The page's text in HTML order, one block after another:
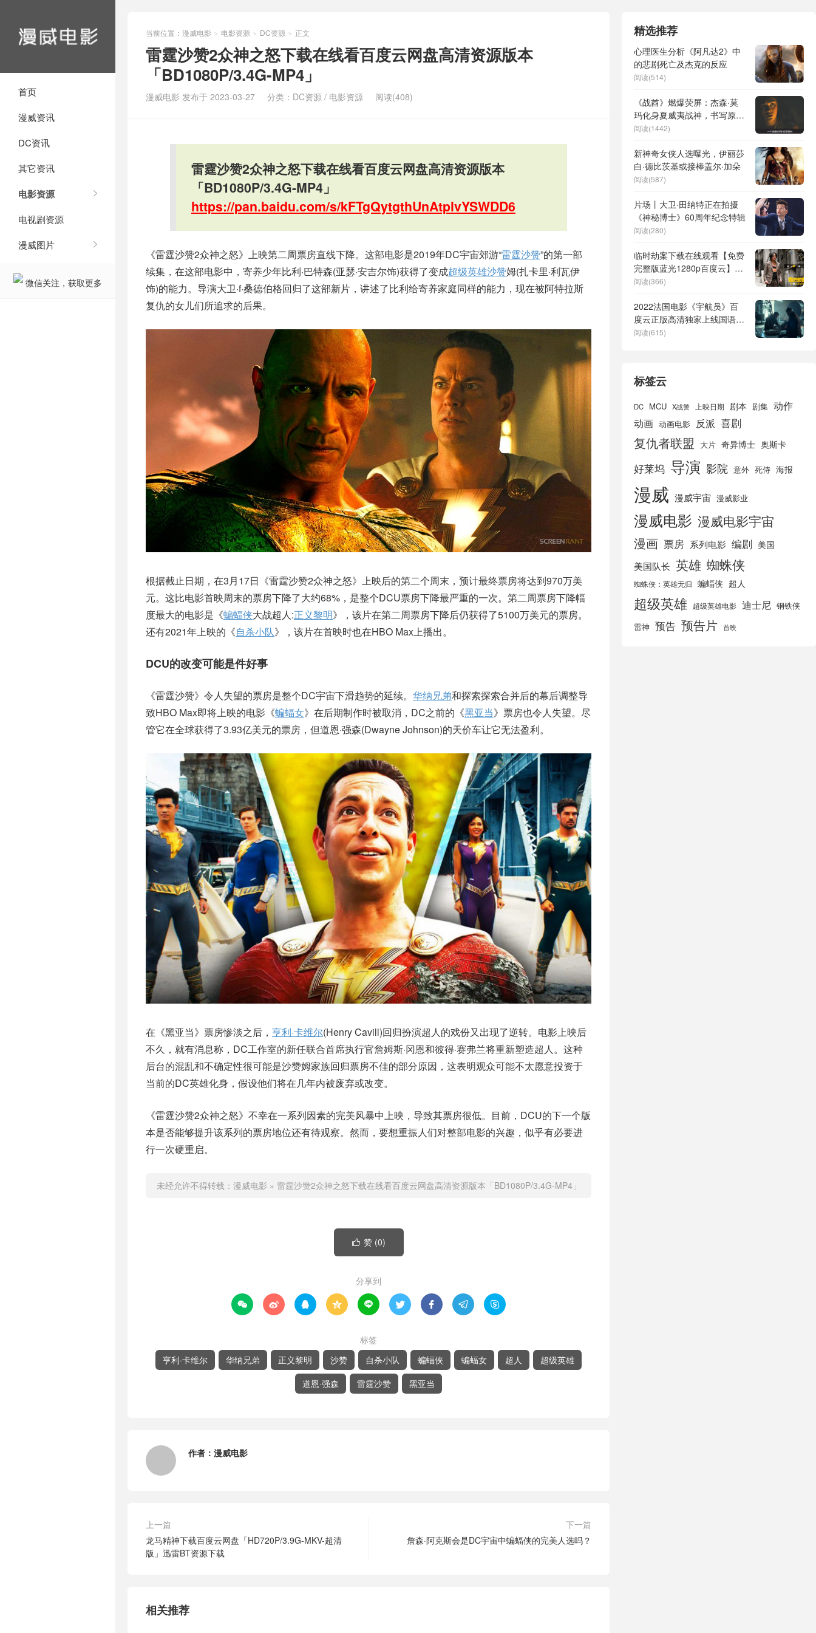
首页
漫威资讯
DC资讯
其它资讯
电影资源
电视剧资源
漫威图片
微信关注，获取更多
当前位置： 漫威电影 > 电影资源 > DC资源 > 正文
雷霆沙赞2众神之怒下载在线看百度云网盘高清资源版本
「BD1080P/3.4G-MP4」
漫威电影 发布于 2023-03-27 分类： DC资源 / 电影资源 阅读(408)
雷霆沙赞2众神之怒下载在线看百度云网盘高清资源版本
「BD1080P/3.4G-MP4」
https://pan.baidu.com/s/kFTgQytgthUnAtplvYSWDD6
《雷霆沙赞2众神之怒》上映第二周票房直线下降。这部电影是2019年DC宇宙郊游“雷霆沙赞”的第一部
续集，在这部电影中，寄养少年比利·巴特森(亚瑟·安吉尔饰)获得了变成超级英雄沙赞姆(扎卡里·利瓦伊
饰)的能力。导演大卫·f·桑德伯格回归了这部新片，讲述了比利给寄养家庭同样的能力，现在被阿特拉斯
复仇的女儿们所追求的后果。
根据截止日期，在3月17日《雷霆沙赞2众神之怒》上映后的第二个周末，预计最终票房将达到970万美
元。这比电影首映周末的票房下降了大约68%，是整个DCU票房下降最严重的一次。第二周票房下降幅
度最大的电影是《蝙蝠侠大战超人:正义黎明》，该片在第二周票房下降后仍获得了5100万美元的票房。
还有2021年上映的《自杀小队》，该片在首映时也在HBO Max上播出。
DCU的改变可能是件好事
《雷霆沙赞》令人失望的票房是整个DC宇宙下滑趋势的延续。 华纳兄弟和探索探索合并后的幕后调整导
致HBO Max即将上映的电影《蝙蝠女》在后期制作时被取消，DC之前的《黑亚当》票房也令人失望。尽
管它在全球获得了3.93亿美元的票房，但道恩·强森(Dwayne Johnson)的天价车让它无法盈利。
在《黑亚当》票房惨淡之后， 亨利·卡维尔(Henry Cavill)回归扮演超人的戏份又出现了逆转。电影上映后
不久，就有消息称，DC工作室的新任联合首席执行官詹姆斯·冈恩和彼得·赛弗兰将重新塑造超人。这种
后台的混乱和不确定性很可能是沙赞姆家族回归票房不佳的部分原因，这表明观众可能不太愿意投资于
当前的DC英雄化身，假设他们将在几年内被废弃或改变。
《雷霆沙赞2众神之怒》不幸在一系列因素的完美风暴中上映，导致其票房很低。目前，DCU的下一个版
本是否能够提升该系列的票房地位还有待观察。然而，要想重振人们对整部电影的兴趣，似乎有必要进
行一次硬重启。
未经允许不得转载： 漫威电影 » 雷霆沙赞2众神之怒下载在线看百度云网盘高清资源版本「BD1080P/3.4G-MP4」
 赞 (0)
分享到
        
标签
亨利·卡维尔
华纳兄弟 正义黎明 沙赞 自杀小队 蝙蝠侠 蝙蝠女 超人
超级英雄
道恩·强森
雷霆沙赞 黑亚当
作者： 漫威电影
上一篇
龙马精神下载百度云网盘「HD720P/3.9G-MKV-超清
版」迅雷BT资源下载
下一篇
詹森·阿克斯会是DC宇宙中蝙蝠侠的完美人选吗？
相关推荐
精选推荐
心理医生分析《阿凡达2》中
的悲剧死亡及杰克的反应
阅读(514)
《战酋》燃爆荧屏：杰森·莫
玛化身夏威夷战神，书写原始
部落权力史诗
阅读(1442)
新神奇女侠人选曝光，伊丽莎
白·德比茨基或接棒盖尔·加朵
阅读(587)
片场丨大卫·田纳特正在拍摄
《神秘博士》60周年纪念特辑
阅读(280)
临时劫案下载在线观看【免费
完整版蓝光1280p百度云】网
盘资源
阅读(366)
2022法国电影《宇航员》百
度云正版高清独家上线国语版
（BD1080P/3.8G-MKV）下
阅读(615)
标签云
DC MCU X战警 上映日期 剧本 剧集 动作
动画 动画电影 反派 喜剧
复仇者联盟 大片 奇异博士 奥斯卡
好莱坞 导演 影院 意外 死侍 海报
漫威 漫威宇宙 漫威影业
漫威电影 漫威电影宇宙
漫画 票房 系列电影 编剧 美国
美国队长 英雄 蜘蛛侠
蜘蛛侠：英雄无归 蝙蝠侠 超人
超级英雄 超级英雄电影 迪士尼 钢铁侠
雷神 预告 预告片 首映